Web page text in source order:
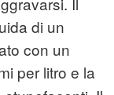
di un
con un
per litro e la